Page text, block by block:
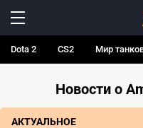
Dota 2 CS2 Мир
Новости о
АКТУАЛЬНОЕ